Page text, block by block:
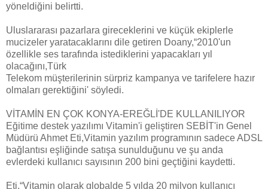
yöneldiğini belirtti.
Uluslararası pazarlara gireceklerini ve küçük ekiplerle
mucizeler yaratacaklarını dile getiren Doany,“2010'un
özellikle ses tarafında istediklerini yapacakları yıl
olacağını,Türk
Telekom müşterilerinin sürpriz kampanya ve tarifelere hazır
olmaları gerektiğini' söyledi.
VİTAMİN EN ÇOK KONYA-EREĞLİ'DE KULLANILIYOR
Eğitime destek yazılımı Vitamin'i geliştiren SEBİT'in Genel
Müdürü Ahmet Eti,Vitamin yazılım programının sadece ADSL
bağlantısı eşliğinde satışa sunulduğunu ve şu anda
evlerdeki kullanıcı sayısının 200 bini geçtiğini kaydetti.
Eti,“Vitamin olarak globalde 5 yılda 20 milyon kullanıcı